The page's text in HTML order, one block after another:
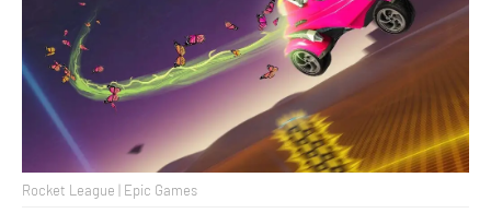
Rocket League | Epic Games